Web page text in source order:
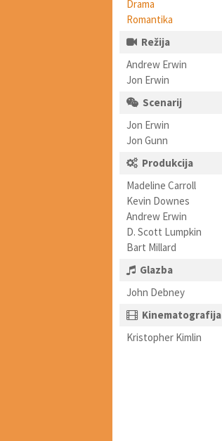
Drama
Romantika
Režija
Andrew Erwin
Jon Erwin
Scenarij
Jon Erwin
Jon Gunn
Produkcija
Madeline Carroll
Kevin Downes
Andrew Erwin
D. Scott Lumpkin
Bart Millard
Glazba
John Debney
Kinematografija
Kristopher Kimlin